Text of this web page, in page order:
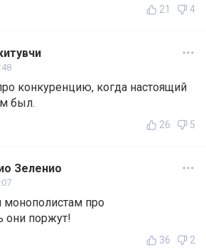
21 4
конкуренцию, когда настоящий
был.
26 5
Зеленио
про
они поржут!
36 2